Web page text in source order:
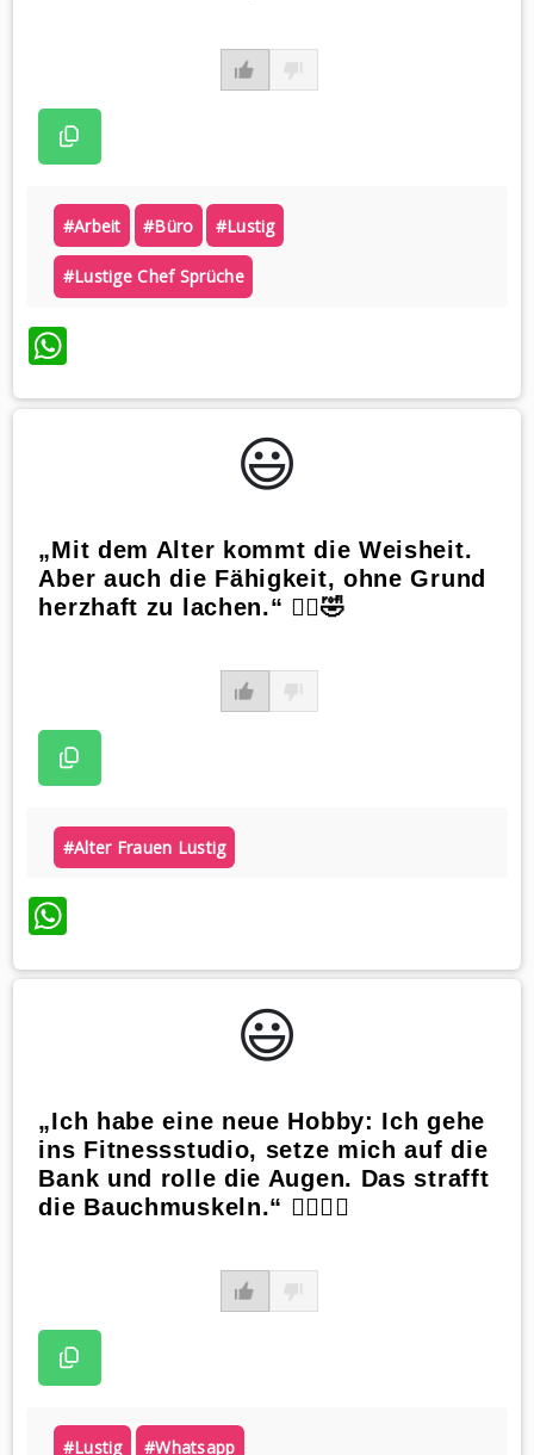
#arbeit #büro #lustig
#lustige Chef Sprüche
WhatsApp
😃️
„Mit dem Alter kommt die Weisheit.
Aber auch die Fähigkeit, ohne Grund
herzhaft zu lachen.“ 🧙‍♀️🤣
#alter Frauen Lustig
WhatsApp
😃️
„Ich habe eine neue Hobby: Ich gehe
ins Fitnessstudio, setze mich auf die
Bank und rolle die Augen. Das strafft
die Bauchmuskeln.“ 🏋️‍♀️😆💪
#lustig #whatsapp